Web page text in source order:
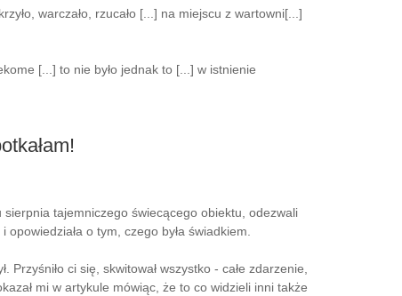
warczało, rzucało [...] na miejscu z wartowni[...]
[...] to nie było jednak to [...] w istnienie
tajemniczego świecącego obiektu, odezwali
o tym, czego była świadkiem.
ci się, skwitował wszystko - całe zdarzenie,
mi w artykule mówiąc, że to co widzieli inni także